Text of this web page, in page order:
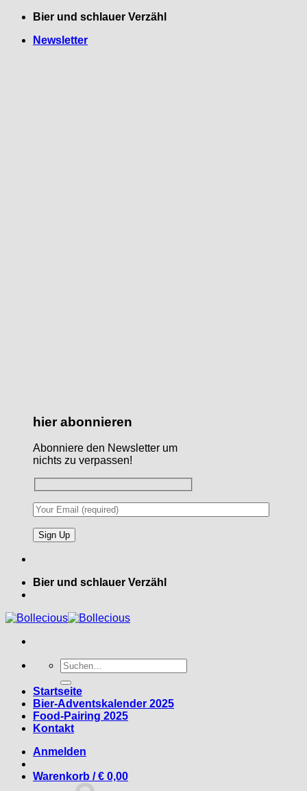
Zum
springen
Bier und schlauer Verzähl
Newsletter
hier abonnieren
Abonniere den Newsletter um
nichts zu verpassen!
Bier und schlauer Verzähl
Suche
nach:
Startseite
Bier-Adventskalender 2025
Food-Pairing 2025
Kontakt
Anmelden
Warenkorb /€ 0,00